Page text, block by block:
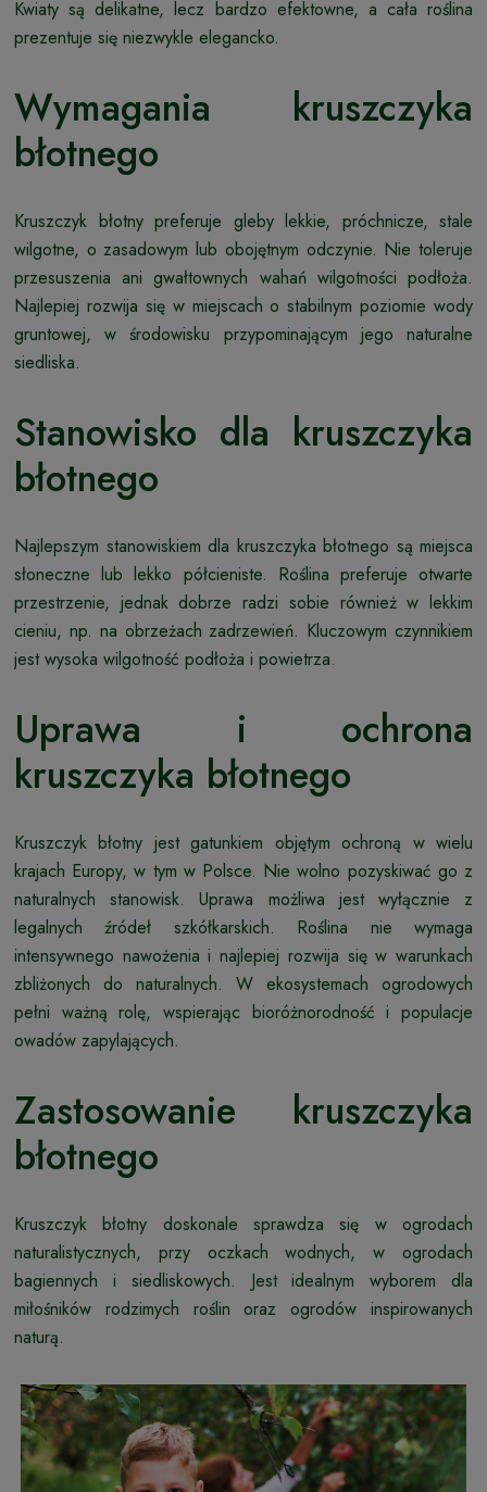
Kwiaty są delikatne, lecz bardzo efektowne, a cała roślina
prezentuje się niezwykle elegancko.
Wymagania kruszczyka
błotnego
Kruszczyk błotny preferuje gleby lekkie, próchnicze, stale
wilgotne, o zasadowym lub obojętnym odczynie. Nie toleruje
przesuszenia ani gwałtownych wahań wilgotności podłoża.
Najlepiej rozwija się w miejscach o stabilnym poziomie wody
gruntowej, w środowisku przypominającym jego naturalne
siedliska.
Stanowisko dla kruszczyka
błotnego
Najlepszym stanowiskiem dla kruszczyka błotnego są miejsca
słoneczne lub lekko półcieniste. Roślina preferuje otwarte
przestrzenie, jednak dobrze radzi sobie również w lekkim
cieniu, np. na obrzeżach zadrzewień. Kluczowym czynnikiem
jest wysoka wilgotność podłoża i powietrza.
Uprawa i ochrona
kruszczyka błotnego
Kruszczyk błotny jest gatunkiem objętym ochroną w wielu
krajach Europy, w tym w Polsce. Nie wolno pozyskiwać go z
naturalnych stanowisk. Uprawa możliwa jest wyłącznie z
legalnych źródeł szkółkarskich. Roślina nie wymaga
intensywnego nawożenia i najlepiej rozwija się w warunkach
zbliżonych do naturalnych. W ekosystemach ogrodowych
pełni ważną rolę, wspierając bioróżnorodność i populacje
owadów zapylających.
Zastosowanie kruszczyka
błotnego
Kruszczyk błotny doskonale sprawdza się w ogrodach
naturalistycznych, przy oczkach wodnych, w ogrodach
bagiennych i siedliskowych. Jest idealnym wyborem dla
miłośników rodzimych roślin oraz ogrodów inspirowanych
naturą.